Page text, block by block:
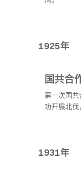
1925年
国共合
第一次国
功开展北伐
1931年